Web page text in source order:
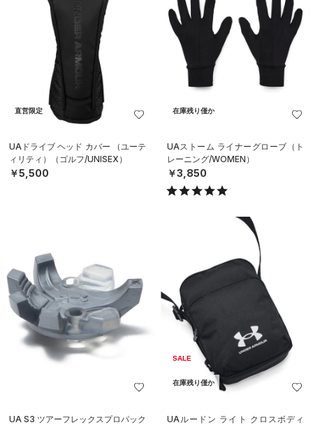
直営限定
UAドライブ ヘッド カバー （ユーテ
ィリティ）（ゴルフ/UNISEX）
￥5,500
在庫残り僅か
UAストーム ライナーグローブ（ト
レーニング/WOMEN）
￥3,850
UA S3 ツアーフレックスプロパック
SALE
在庫残り僅か
UAルードン ライト クロスボディ